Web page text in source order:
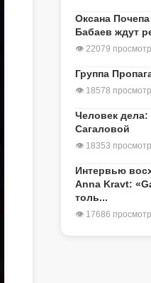
Оксана
Бабаев ждут
👁 22079
Группа
👁 18578
Человек
Сагаловой
👁 18353
Интервью
Anna Kravt:
толь...
👁 17686